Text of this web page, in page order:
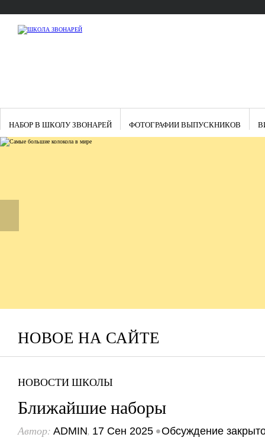
НАБОР В ШКОЛУ ЗВОНАРЕЙ ФОТОГРАФИИ ВЫПУСКНИКОВ
НОВОЕ НА САЙТЕ
НОВОСТИ ШКОЛЫ
Ближайшие наборы
Автор: ADMIN, 17 Сен 2025 •Обсуждение